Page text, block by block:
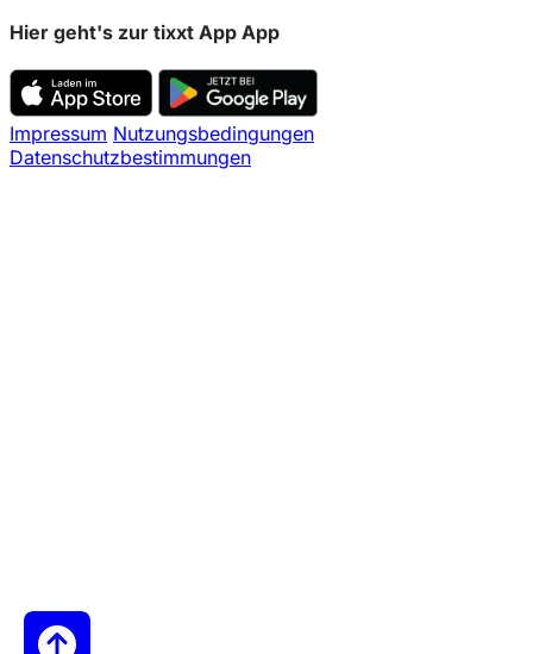
Hier geht's zur tixxt App App
Impressum Nutzungsbedingungen
Datenschutzbestimmungen